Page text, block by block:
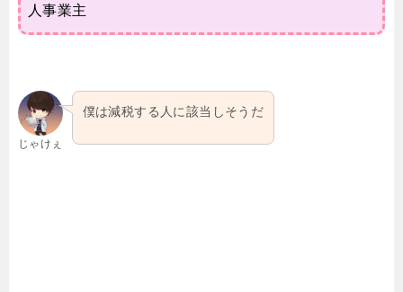
人事業主
じゃけぇ
僕は減税する人に該当しそうだ